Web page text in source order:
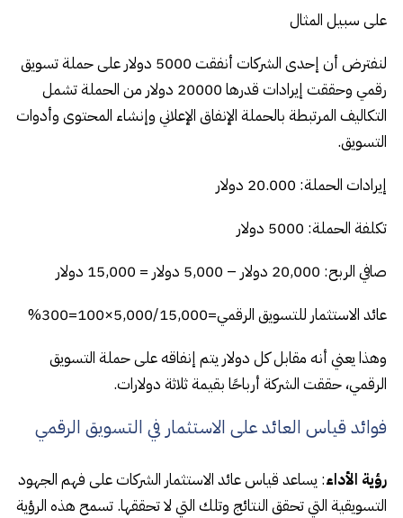
على سبيل المثال
لنفترض أن إحدى الشركات أنفقت 5000 دولار على حملة تسويق
رقمي وحققت إيرادات قدرها 20000 دولار من الحملة تشمل
التكاليف المرتبطة بالحملة الإنفاق الإعلاني وإنشاء المحتوى وأدوات
التسويق.
إيرادات الحملة: 20.000 دولار
تكلفة الحملة: 5000 دولار
صافي الربح: 20,000 دولار – 5,000 دولار = 15,000 دولار
عائد الاستثمار للتسويق الرقمي=5,000/15,000×100=300%
وهذا يعني أنه مقابل كل دولار يتم إنفاقه على حملة التسويق
الرقمي، حققت الشركة أرباحًا بقيمة ثلاثة دولارات.
فوائد قياس العائد على الاستثمار في التسويق الرقمي
رؤية الأداء: يساعد قياس عائد الاستثمار الشركات على فهم الجهود
التسويقية التي تحقق النتائج وتلك التي لا تحققها. تسمح هذه الرؤية